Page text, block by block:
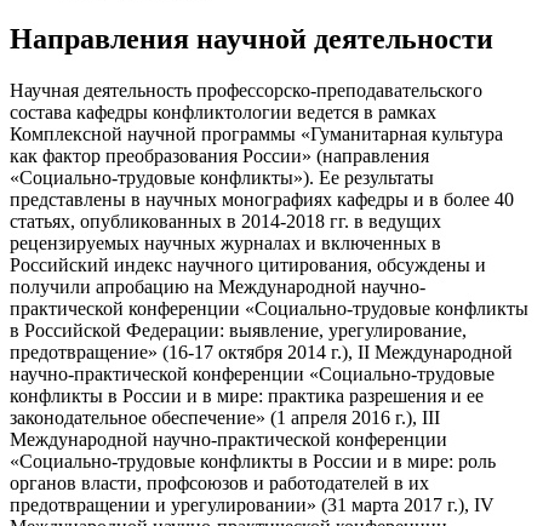
Направления научной деятельности
Научная деятельность профессорско-преподавательского
состава кафедры конфликтологии ведется в рамках
Комплексной научной программы «Гуманитарная культура
как фактор преобразования России» (направления
«Социально-трудовые конфликты»). Ее результаты
представлены в научных монографиях кафедры и в более 40
статьях, опубликованных в 2014-2018 гг. в ведущих
рецензируемых научных журналах и включенных в
Российский индекс научного цитирования, обсуждены и
получили апробацию на Международной научно-
практической конференции «Социально-трудовые конфликты
в Российской Федерации: выявление, урегулирование,
предотвращение» (16-17 октября 2014 г.), II Международной
научно-практической конференции «Социально-трудовые
конфликты в России и в мире: практика разрешения и ее
законодательное обеспечение» (1 апреля 2016 г.), III
Международной научно-практической конференции
«Социально-трудовые конфликты в России и в мире: роль
органов власти, профсоюзов и работодателей в их
предотвращении и урегулировании» (31 марта 2017 г.), IV